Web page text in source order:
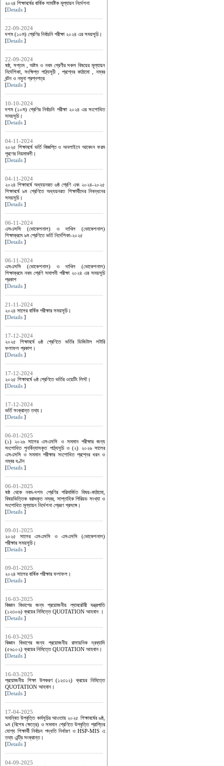
২০২৪ শিক্ষাবর্ষের বার্ষিক সামষ্টিক মূল্যায়ন নির্দেশনা
[Details ]
22-09-2024
দশম (১০ম) শ্রেণির নির্বাচনি পরীক্ষা ২০২৪ এর সময়সূচি।
[Details ]
22-09-2024
ষষ্ঠ, সপ্তম , অষ্টম ও নবম শ্রেণীর সকল বিষয়ের মূল্যায়ন
নির্দেশিকা, সংক্ষিপ্ত পাঠ্যসূচী , প্রশ্নের কাঠামো , নম্বর
বন্টন ও নমুনা প্রশ্নপত্র
[Details ]
10-10-2024
দশম (১০ম) শ্রেণির নির্বাচনি পরীক্ষা ২০২৪ এর সংশোধিত
সময়সূচি।
[Details ]
04-11-2024
২০২৫ শিক্ষাবর্ষে ভর্তি বিজ্ঞপ্তি ও অনলাইনে আবেদন ফরম
পূরণের নিয়মাবলী।
[Details ]
04-11-2024
২০২৪ শিক্ষাবর্ষে অধ্যয়নরত ৬ষ্ঠ শ্রেণি এবং ২০২৪-২০২৫
শিক্ষাবর্ষে ৯ম শ্রেণিতে অধ্যয়নরত শিক্ষার্থীদের নিবন্ধনের
সময়সূচি।
[Details ]
06-11-2024
এসএসসি (ভোকেশনাল) ও দাখিল (ভোকেশনাল)
শিক্ষাক্রমে ৯ম শ্রেণিতে ভর্তি নির্দেশিকা-২০২৫
[Details ]
06-11-2024
এসএসসি (ভোকেশনাল) ও দাখিল (ভোকেশনাল)
শিক্ষাক্রমে নবম শ্রেণি সমাপনী পরীক্ষা ২০২৪ এর সময়সূচি
প্রকাশ
[Details ]
21-11-2024
২০২৪ সালের বার্ষিক পরীক্ষার সময়সূচি।
[Details ]
17-12-2024
২০২৫ শিক্ষাবর্ষে ৬ষ্ঠ শ্রেণিতে ভর্তির ডিজিটাল লটারি
ফলাফল প্রকাশ।
[Details ]
17-12-2024
২০২৫ শিক্ষাবর্ষে ৬ষ্ঠ শ্রেণিতে ভর্তির ওয়েটিং লিস্ট।
[Details ]
17-12-2024
ভর্তি সংক্রান্ত তথ্য।
[Details ]
06-01-2025
(১) ২০২৬ সালের এসএসসি ও সমমান পরীক্ষার জন্য
সংশোধিত পুনর্বিন্যাসকৃত পাঠ্যসূচি ও (২) ২০২৬ সালের
এসএসসি ও সমমান পরীক্ষার সংশোধিত প্রশ্নের ধরন ও
নম্বর বণ্টন
[Details ]
06-01-2025
ষষ্ঠ থেকে নবম-দশম শ্রেণির পরিমার্জিত বিষয়-কাঠামো,
বিষয়ভিত্তিক বরাদ্দকৃত নম্বর, সাপ্তাহিক পিরিয়ড সংখ্যা ও
সংশোধিত মূল্যায়ন নির্দেশনা প্রেরণ প্রসঙ্গে।
[Details ]
09-01-2025
২০২৫ সালের এসএসসি ও এসএসসি (ভোকেশনাল)
পরীক্ষার সময়সূচি।
[Details ]
09-01-2025
২০২৪ সালের বার্ষিক পরীক্ষার ফলাফল।
[Details ]
16-03-2025
বিজ্ঞান বিভাগের জন্য প্রয়োজনীয় ল্যাবরেটরী যন্ত্রপাতি
(১২৩০৬) ক্রয়ের নিমিত্তে QUOTATION আহবান ।
[Details ]
16-03-2025
বিজ্ঞান বিভাগের জন্য প্রয়োজনীয় রাসায়নিক দ্রব্যাদি
(৫৬১০২) ক্রয়ের নিমিত্তে QUOTATION আহবান।
[Details ]
16-03-2025
প্রয়োজনীয় শিক্ষা উপকরণ (১২৩১২) ক্রয়ের নিমিত্তে
QUOTATION আহবান।
[Details ]
17-04-2025
সমন্বিত উপবৃত্তি কর্মসূচির আওতায় ২০২৫ শিক্ষাবর্ষের ৬ষ্ঠ,
৯ম (বিশেষ ক্ষেত্রে) ও সমমান শ্রেণিতে উপবৃত্তি প্রাপ্তির
যোগ্য শিক্ষার্থী নির্বাচন পদ্ধতি নির্ধারণ ও HSP-MIS এ
তথ্য এন্ট্রি সংক্রান্ত।
[Details ]
04-09-2025